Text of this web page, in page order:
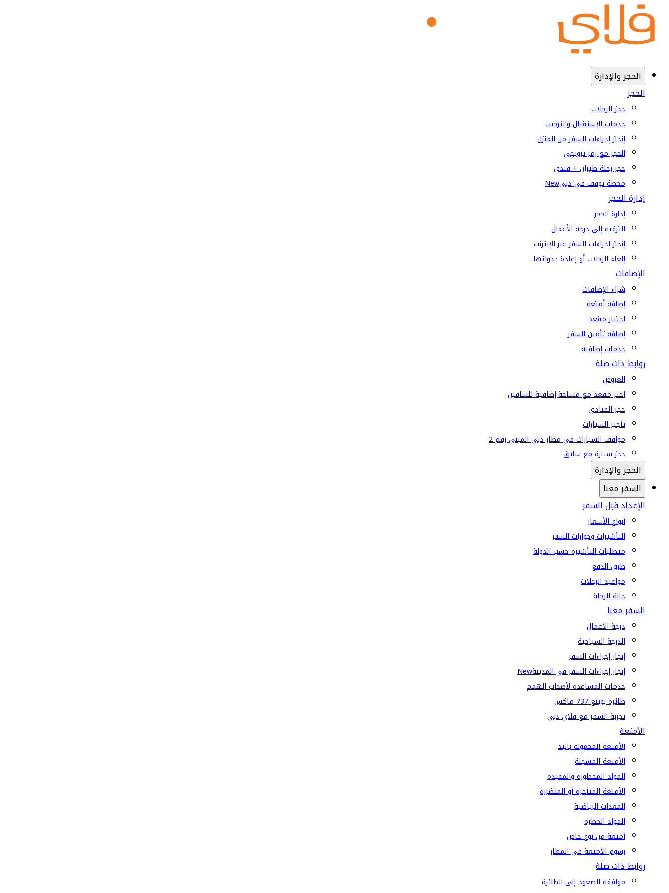
الحجز والإدارة
الحجز
حجز الرحلات
خدمات الإستقبال والترحيب
إنجاز إجراءات السفر من المنزل
الحجز مع رمز ترويجي
حجز رحلة طيران + فندق
محطة توقف في دبيNew
إدارة الحجز
إدارة الحجز
الترقية إلى درجة الأعمال
إنجاز إجراءات السفر عبر الإنترنت
إلغاء الرحلات أو إعادة جدولتها
الإضافات
شراء الإضافات
إضافة أمتعة
اختيار مقعد
إضافة تأمين السفر
خدمات إضافية
روابط ذات صلة
العروض
اختر مقعد مع مساحة إضافية للساقين
حجز الفنادق
تأجير السيارات
مواقف السيارات في مطار دبي المبنى رقم 2
حجز سيارة مع سائق
الحجز والإدارة
السفر معنا
الإعداد قبل السفر
أنواع الأسعار
التأشيرات وجوازات السفر
متطلبات التأشيرة حسب الدولة
طرق الدفع
مواعيد الرحلات
حالة الرحلة
السفر معنا
درجة الأعمال
الدرجة السياحية
إنجاز إجراءات السفر
إنجاز إجراءات السفر في المدينةNew
خدمات المساعدة لأصحاب الهمم
طائرة بوينغ 737 ماكس
تجربة السفر مع فلاي دبي
الأمتعة
الأمتعة المحمولة باليد
الأمتعة المسجلة
المواد المحظورة والمقيدة
الأمتعة المتأخرة أو المتضررة
المعدات الرياضية
المواد الخطرة
أمتعة من نوع خاص
رسوم الأمتعة في المطار
روابط ذات صلة
موافقة الصعود إلى الطائرة